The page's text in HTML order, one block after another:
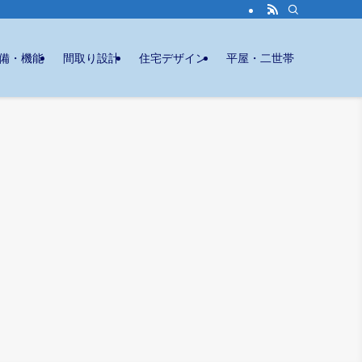
・機能 間取り設計 住宅デザイン 平屋・二世帯